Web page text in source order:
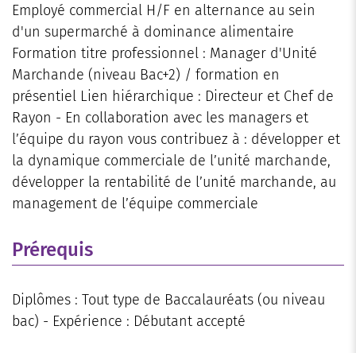
Employé commercial H/F en alternance au sein
d'un supermarché à dominance alimentaire
Formation titre professionnel : Manager d'Unité
Marchande (niveau Bac+2) / formation en
présentiel Lien hiérarchique : Directeur et Chef de
Rayon - En collaboration avec les managers et
l’équipe du rayon vous contribuez à : développer et
la dynamique commerciale de l’unité marchande,
développer la rentabilité de l’unité marchande, au
management de l’équipe commerciale
Prérequis
Diplômes : Tout type de Baccalauréats (ou niveau
bac) - Expérience : Débutant accepté